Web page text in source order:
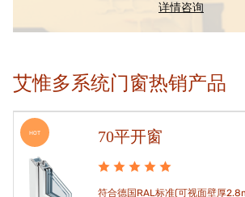
详情咨询
艾惟多系统门窗热销产品
HOT 70平开窗
符合德国RAL标准(可视面壁厚